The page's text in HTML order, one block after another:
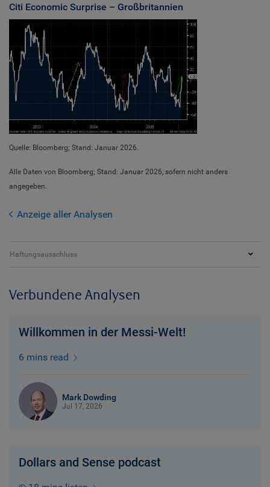
Citi Economic Surprise – Großbritannien
Quelle: Bloomberg; Stand: Januar 2026.
Alle Daten von Bloomberg; Stand: Januar 2026, sofern nicht anders
angegeben.
Anzeige aller Analysen
Haftungsausschluss
Verbundene Analysen
Willkommen in der Messi-Welt!
6 mins read
Mark Dowding
Jul 17, 2026
Dollars and Sense podcast